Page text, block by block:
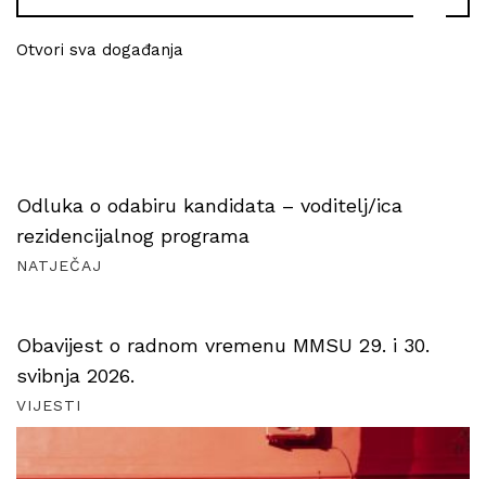
Otvori sva događanja
Odluka o odabiru kandidata – voditelj/ica
rezidencijalnog programa
NATJEČAJ
Obavijest o radnom vremenu MMSU 29. i 30.
svibnja 2026.
VIJESTI